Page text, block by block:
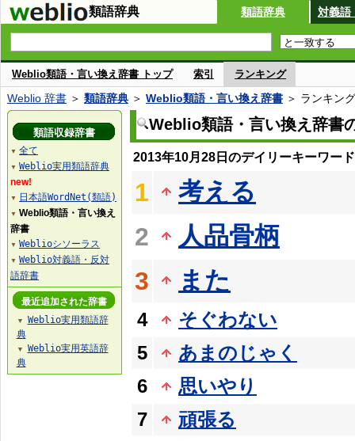
類語辞典 類語辞典 対義語
Weblio類語・言い換え辞書 トップ 索引 ランキング
Weblio 辞書 ＞ 類語辞典 ＞ Weblio類語・言い換え辞書 ＞ ランキング
Weblio類語・言い換え辞書
2013年10月28日のデイリーキーワー
1
考える
2
人品骨柄
3
また
4
そぐわない
5
あまのじゃく
6
思いやり
7
頑張る
類語収録辞書
▼ 全て
▼ Weblio実用類語辞典
new!
▼ 日本語WordNet(類語)
▼ Weblio類語・言い換え
辞書
▼ Weblioシソーラス
▼ Weblio対義語・反対
語辞書
最近追加された辞書
▼
Weblio実用類語辞
典
▼
Weblio実用英語辞
典